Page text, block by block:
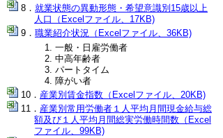
就業状態の異動形態・希望意識別15歳以上
人口（Excelファイル、17KB)
職業紹介状況（Excelファイル、36KB)
一般・日雇労働者
中高年齢者
パートタイム
障がい者
産業別賃金指数（Excelファイル、20KB)
産業別常用労働者１人平均月間現金給与総
額及び１人平均月間総実労働時間数（Excel
ファイル、99KB)